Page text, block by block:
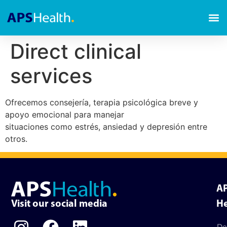
Direct clinical
services
Ofrecemos consejería, terapia psicológica breve y
apoyo emocional para manejar
situaciones como estrés, ansiedad y depresión entre
otros.
Visit our social media